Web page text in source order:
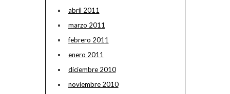
abril 2011
marzo 2011
febrero 2011
enero 2011
diciembre 2010
noviembre 2010